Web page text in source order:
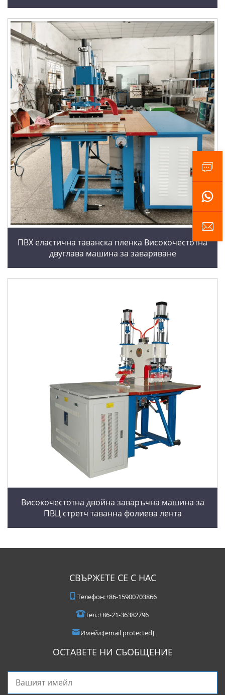
ПВХ еластична таванска пленка Високочестотна
двуглава машина за заваряване
Високочестотна двойна заваръчна машина за
ПВЦ стретч таванна фолиева лента
СВЪРЖЕТЕ СЕ С НАС
Телефон:+86-15900703866
Тел.:+86-21-36382796
Имейл:[email protected]
ОСТАВЕТЕ НИ СЪОБЩЕНИЕ